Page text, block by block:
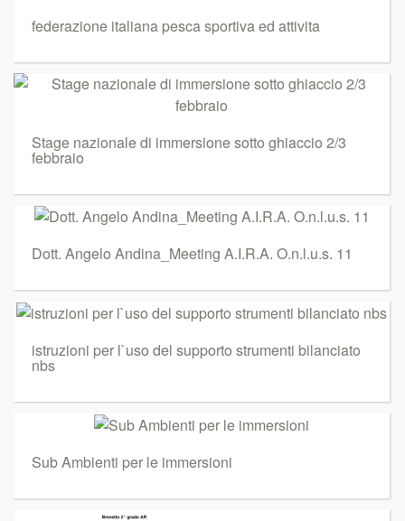
federazione italiana pesca sportiva ed attivita
Stage nazionale di immersione sotto ghiaccio 2/3
febbraio
Dott. Angelo Andina_Meeting A.I.R.A. O.n.l.u.s. 11
istruzioni per l`uso del supporto strumenti bilanciato
nbs
Sub Ambienti per le immersioni